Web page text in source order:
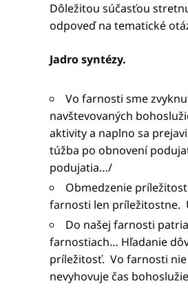
Dôležitou súčasťou
odpoveď na tematické
Jadro syntézy.
Vo farnosti sme
navštevovaných
aktivity a naplno sa
túžba po obnovení
podujatia…/
Obmedzenie
farnosti len príležitostne.
Do našej farnosti
farnostiach… Hľadanie
príležitosť. Vo farnosti
nevyhovuje čas